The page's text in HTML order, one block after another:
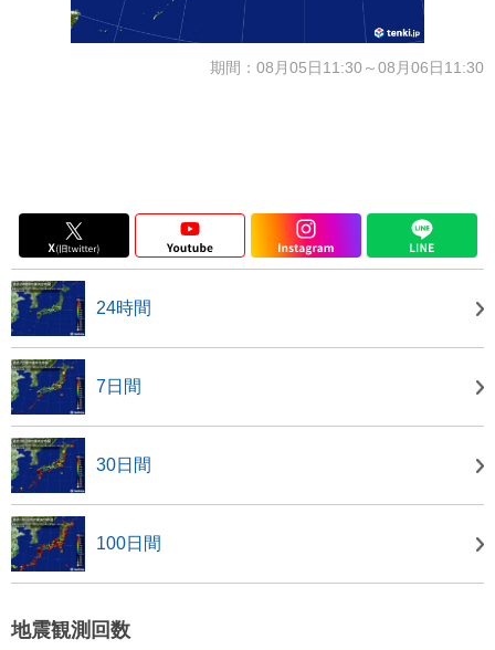
期間：08月05日11:30～08月06日11:30
24時間
7日間
30日間
100日間
地震観測回数